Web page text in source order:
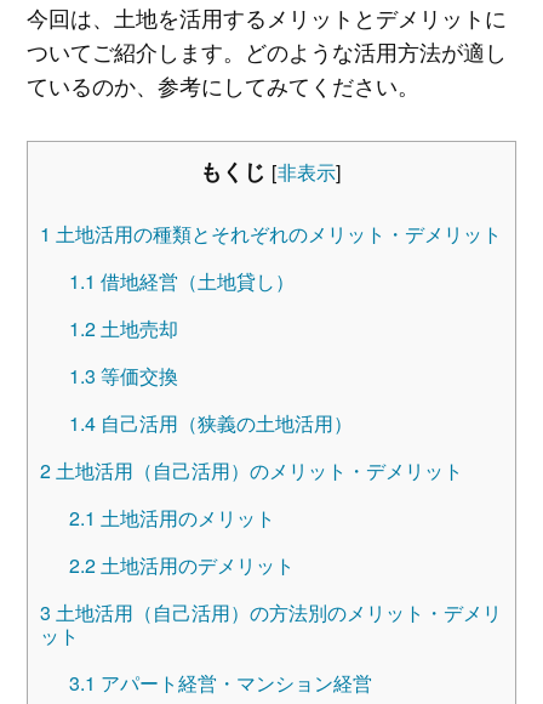
今回は、土地を活用するメリットとデメリットに
ついてご紹介します。どのような活用方法が適し
ているのか、参考にしてみてください。
もくじ [非表示]
1 土地活用の種類とそれぞれのメリット・デメリット
1.1 借地経営（土地貸し）
1.2土地売却
1.3 等価交換
1.4自己活用（狭義の土地活用）
2土地活用（自己活用）のメリット・デメリット
2.1 土地活用のメリット
2.2土地活用のデメリット
3 土地活用（自己活用）の方法別のメリット・デメリ
ット
3.1 アパート経営・マンション経営